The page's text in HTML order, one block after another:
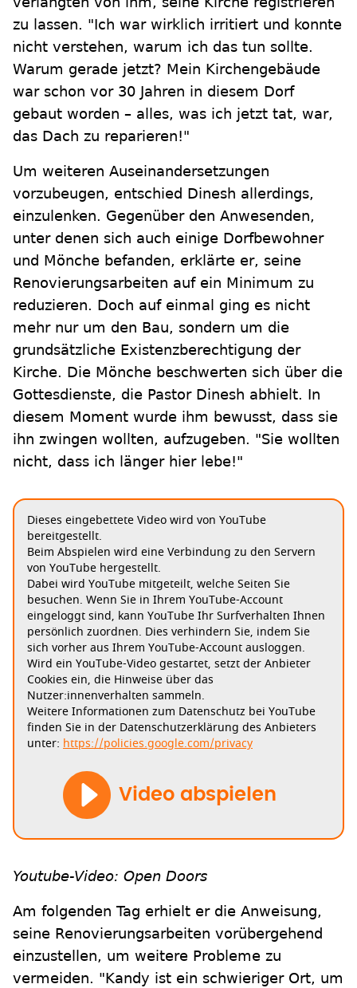
zu lassen. "Ich war wirklich irritiert und konnte
nicht verstehen, warum ich das tun sollte.
Warum gerade jetzt? Mein Kirchengebäude
war schon vor 30 Jahren in diesem Dorf
gebaut worden – alles, was ich jetzt tat, war,
das Dach zu reparieren!"
Um weiteren Auseinandersetzungen
vorzubeugen, entschied Dinesh allerdings,
einzulenken. Gegenüber den Anwesenden,
unter denen sich auch einige Dorfbewohner
und Mönche befanden, erklärte er, seine
Renovierungsarbeiten auf ein Minimum zu
reduzieren. Doch auf einmal ging es nicht
mehr nur um den Bau, sondern um die
grundsätzliche Existenzberechtigung der
Kirche. Die Mönche beschwerten sich über die
Gottesdienste, die Pastor Dinesh abhielt. In
diesem Moment wurde ihm bewusst, dass sie
ihn zwingen wollten, aufzugeben. "Sie wollten
nicht, dass ich länger hier lebe!"
Dieses eingebettete Video wird von YouTube
bereitgestellt.
Beim Abspielen wird eine Verbindung zu den Servern
von YouTube hergestellt.
Dabei wird YouTube mitgeteilt, welche Seiten Sie
besuchen. Wenn Sie in Ihrem YouTube-Account
eingeloggt sind, kann YouTube Ihr Surfverhalten Ihnen
persönlich zuordnen. Dies verhindern Sie, indem Sie
sich vorher aus Ihrem YouTube-Account ausloggen.
Wird ein YouTube-Video gestartet, setzt der Anbieter
Cookies ein, die Hinweise über das
Nutzer:innenverhalten sammeln.
Weitere Informationen zum Datenschutz bei YouTube
finden Sie in der Datenschutzerklärung des Anbieters
unter: https://policies.google.com/privacy
Video abspielen
Youtube-Video: Open Doors
Am folgenden Tag erhielt er die Anweisung,
seine Renovierungsarbeiten vorübergehend
einzustellen, um weitere Probleme zu
vermeiden. "Kandy ist ein schwieriger Ort, um